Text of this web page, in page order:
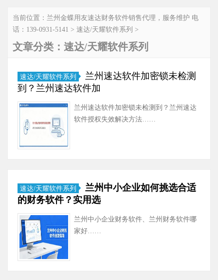
当前位置： 兰州金蝶用友速达财务软件销售代理，服务维护 电
话：139-0931-5141 > 速达/天耀软件系列 >
文章分类：速达/天耀软件系列
速达/天耀软件系列
兰州速达软件加密锁未检测
到？兰州速达软件加
兰州速达软件加密锁未检测到？兰州速达
软件授权失效解决方法……
速达/天耀软件系列
兰州中小企业如何挑选合适
的财务软件？实用选
兰州中小企业财务软件、兰州财务软件哪
家好……